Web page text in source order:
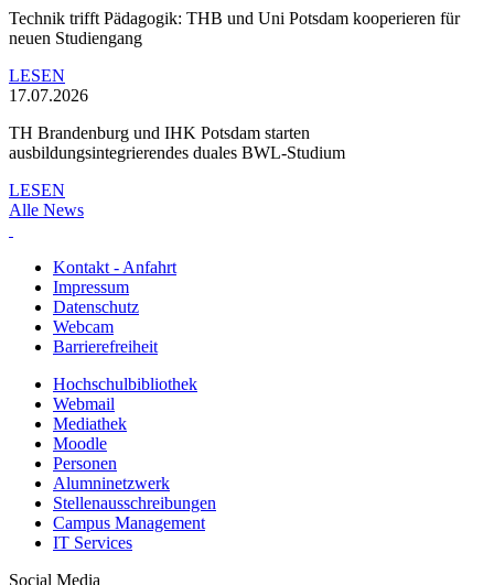
Technik trifft Pädagogik: THB und Uni Potsdam kooperieren für
neuen Studiengang
LESEN
17.07.2026
TH Brandenburg und IHK Potsdam starten
ausbildungsintegrierendes duales BWL-Studium
LESEN
Alle News
Kontakt - Anfahrt
Impressum
Datenschutz
Webcam
Barrierefreiheit
Hochschulbibliothek
Webmail
Mediathek
Moodle
Personen
Alumninetzwerk
Stellenausschreibungen
Campus Management
IT Services
Social Media